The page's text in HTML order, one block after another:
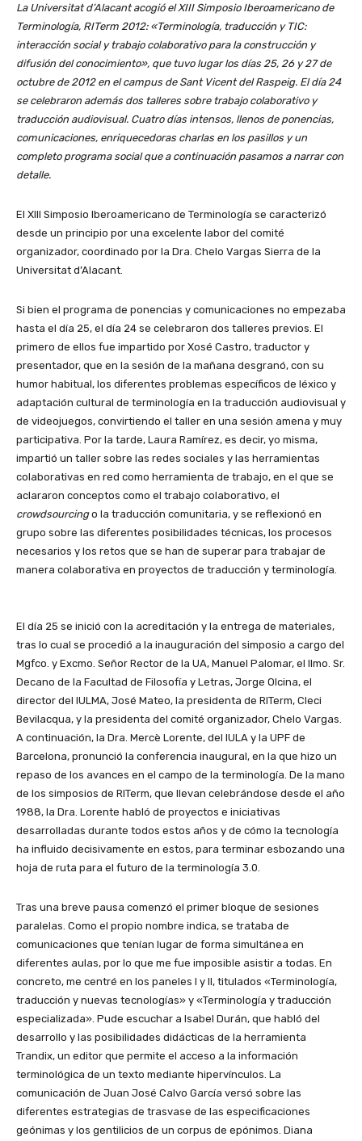
La Universitat d’Alacant acogió el XIII Simposio Iberoamericano de
Terminología, RITerm 2012: «Terminología, traducción y TIC:
interacción social y trabajo colaborativo para la construcción y
difusión del conocimiento», que tuvo lugar los días 25, 26 y 27 de
octubre de 2012 en el campus de Sant Vicent del Raspeig. El día 24
se celebraron además dos talleres sobre trabajo colaborativo y
traducción audiovisual. Cuatro días intensos, llenos de ponencias,
comunicaciones, enriquecedoras charlas en los pasillos y un
completo programa social que a continuación pasamos a narrar con
detalle.
El XIII Simposio Iberoamericano de Terminología se caracterizó
desde un principio por una excelente labor del comité
organizador, coordinado por la Dra. Chelo Vargas Sierra de la
Universitat d’Alacant.
Si bien el programa de ponencias y comunicaciones no empezaba
hasta el día 25, el día 24 se celebraron dos talleres previos. El
primero de ellos fue impartido por Xosé Castro, traductor y
presentador, que en la sesión de la mañana desgranó, con su
humor habitual, los diferentes problemas específicos de léxico y
adaptación cultural de terminología en la traducción audiovisual y
de videojuegos, convirtiendo el taller en una sesión amena y muy
participativa. Por la tarde, Laura Ramírez, es decir, yo misma,
impartió un taller sobre las redes sociales y las herramientas
colaborativas en red como herramienta de trabajo, en el que se
aclararon conceptos como el trabajo colaborativo, el
crowdsourcingo la traducción comunitaria, y se reflexionó en
grupo sobre las diferentes posibilidades técnicas, los procesos
necesarios y los retos que se han de superar para trabajar de
manera colaborativa en proyectos de traducción y terminología.
El día 25 se inició con la acreditación y la entrega de materiales,
tras lo cual se procedió a la inauguración del simposio a cargo del
Mgfco. y Excmo. Señor Rector de la UA, Manuel Palomar, el Ilmo. Sr.
Decano de la Facultad de Filosofía y Letras, Jorge Olcina, el
director del IULMA, José Mateo, la presidenta de RITerm, Cleci
Bevilacqua, y la presidenta del comité organizador, Chelo Vargas.
A continuación, la Dra. Mercè Lorente, del IULA y la UPF de
Barcelona, pronunció la conferencia inaugural, en la que hizo un
repaso de los avances en el campo de la terminología. De la mano
de los simposios de RITerm, que llevan celebrándose desde el año
1988, la Dra. Lorente habló de proyectos e iniciativas
desarrolladas durante todos estos años y de cómo la tecnología
ha influido decisivamente en estos, para terminar esbozando una
hoja de ruta para el futuro de la terminología 3.0.
Tras una breve pausa comenzó el primer bloque de sesiones
paralelas. Como el propio nombre indica, se trataba de
comunicaciones que tenían lugar de forma simultánea en
diferentes aulas, por lo que me fue imposible asistir a todas. En
concreto, me centré en los paneles I y II, titulados «Terminología,
traducción y nuevas tecnologías» y «Terminología y traducción
especializada». Pude escuchar a Isabel Durán, que habló del
desarrollo y las posibilidades didácticas de la herramienta
Trandix, un editor que permite el acceso a la información
terminológica de un texto mediante hipervínculos. La
comunicación de Juan José Calvo García versó sobre las
diferentes estrategias de trasvase de las especificaciones
geónimas y los gentilicios de un corpus de epónimos. Diana